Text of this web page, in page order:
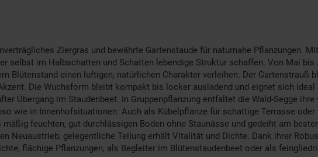
Ziergras und bewährte Gartenstaude für naturnahe Pflanzungen.
selbst im Halbschatten und Schatten lebendige Struktur schaffen. Von Mai
Blütenstand einen luftigen, natürlichen Charakter verleihen. Der Gartenstrauß
Die Wuchsform bleibt kompakt bis locker ausladend und eignet sich
Übergang im Staudenbeet. In Gruppenpflanzung entfaltet die Wald-Segge
wie in Innenhofsituationen. Auch als Kübelpflanze für schattige Terrasse
feuchten, gut durchlässigen Boden ohne Staunässe und gedeiht am
Neuaustrieb, gelegentliche Teilung erhält Vitalität und Dichte. Dank ihrer
flächige Pflanzungen, als Begleiter im Blütenstaudenbeet oder als